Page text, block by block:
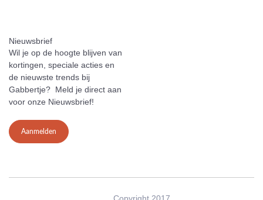
Nieuwsbrief
Wil je op de hoogte blijven van
kortingen, speciale acties en
de nieuwste trends bij
Gabbertje? Meld je direct aan
voor onze Nieuwsbrief!
Aanmelden
Copyright 2017